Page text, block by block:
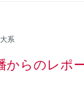
系
からのレポ